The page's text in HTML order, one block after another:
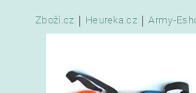
Zboží.cz | Heureka.cz | Army-